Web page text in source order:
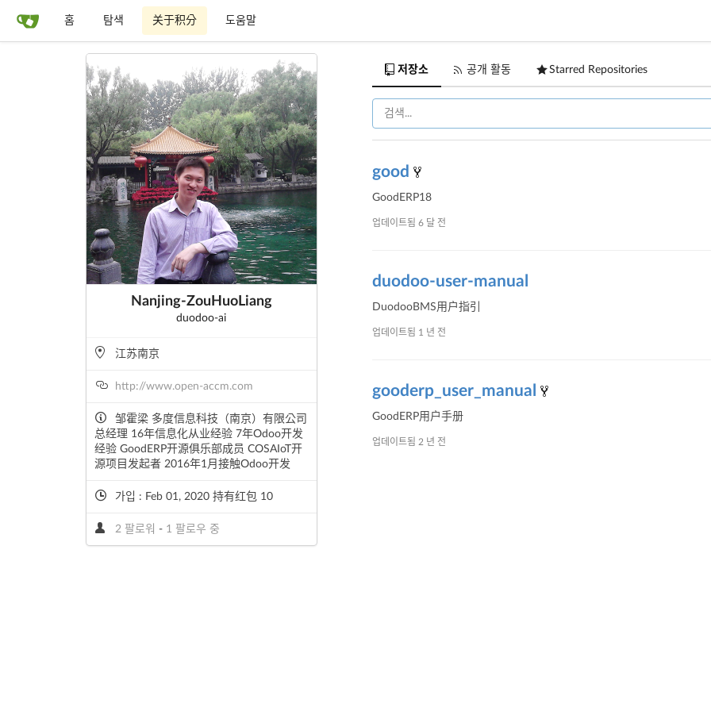
홈 탐색 关于积分 도움말
Nanjing-ZouHuoLiang
duodoo-ai
江苏南京
http://www.open-accm.com
邹霍梁 多度信息科技（南京）有限公司
总经理 16年信息化从业经验 7年Odoo开发
经验 GoodERP开源俱乐部成员 COSAIoT开
源项目发起者 2016年1月接触Odoo开发
가입 : Feb 01, 2020 持有红包 10
2 팔로워 - 1 팔로우 중
저장소 공개 활동 Starred Repositories
good
GoodERP18
업데이트됨6 달 전
duodoo-user-manual
DuodooBMS用户指引
업데이트됨 1 년 전
gooderp_user_manual
GoodERP用户手册
업데이트됨 2 년 전